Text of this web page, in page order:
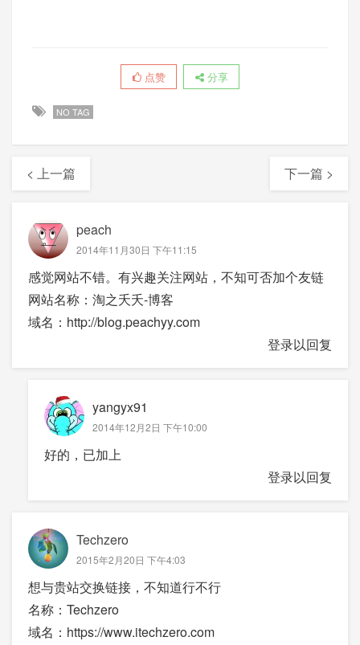
点赞 分享
NO TAG
< 上一篇 下一篇 >
peach
2014年11月30日 下午11:15
感觉网站不错。有兴趣关注网站，不知可否加个友链
网站名称：淘之夭夭-博客
域名：http://blog.peachyy.com
登录以回复
yangyx91
2014年12月2日 下午10:00
好的，已加上
登录以回复
Techzero
2015年2月20日 下午4:03
想与贵站交换链接，不知道行不行
名称：Techzero
域名：https://www.itechzero.com